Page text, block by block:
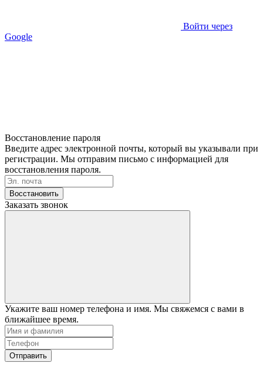
Войти через
Google
Восстановление пароля
Введите адрес электронной почты, который вы указывали при
регистрации. Мы отправим письмо с информацией для
восстановления пароля.
Восстановить
Заказать звонок
Укажите ваш номер телефона и имя. Мы свяжемся с вами в
ближайшее время.
Отправить